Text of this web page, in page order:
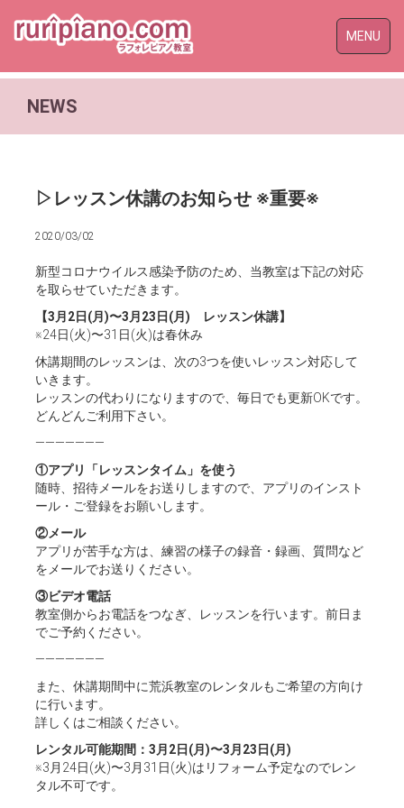
Toggle
MENU
NEWS
▷レッスン休講のお知らせ ※重要※
2020/03/02
新型コロナウイルス感染予防のため、当教室は下記の対応
を取らせていただきます。
【3月2日(月)〜3月23日(月) レッスン休講】
※24日(火)〜31日(火)は春休み
休講期間のレッスンは、次の3つを使いレッスン対応して
いきます。
レッスンの代わりになりますので、毎日でも更新OKです。
どんどんご利用下さい。
———————
①アプリ「レッスンタイム」を使う
随時、招待メールをお送りしますので、アプリのインスト
ール・ご登録をお願いします。
②メール
アプリが苦手な方は、練習の様子の録音・録画、質問など
をメールでお送りください。
③ビデオ電話
教室側からお電話をつなぎ、レッスンを行います。前日ま
でご予約ください。
———————
また、休講期間中に荒浜教室のレンタルもご希望の方向け
に行います。
詳しくはご相談ください。
レンタル可能期間：3月2日(月)〜3月23日(月)
※3月24日(火)〜3月31日(火)はリフォーム予定なのでレン
タル不可です。